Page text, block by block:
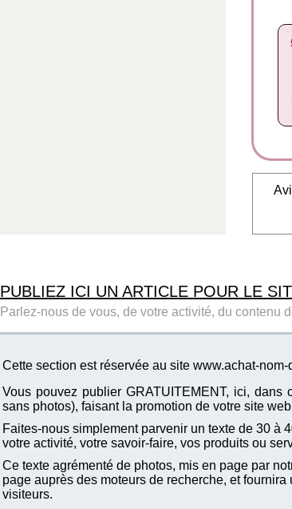
PUBLIEZ ICI UN ARTICLE POUR LE
Parlez-nous de vous, de votre activité, du contenu
Cette section est réservée au site www.achat-
Vous pouvez publier GRATUITEMENT, ici,
sans photos), faisant la promotion de votre site
Faites-nous simplement parvenir un texte de 30 à
votre activité, votre savoir-faire, vos produits ou
Ce texte agrémenté de photos, mis en page par
page auprès des moteurs de recherche, et
visiteurs.